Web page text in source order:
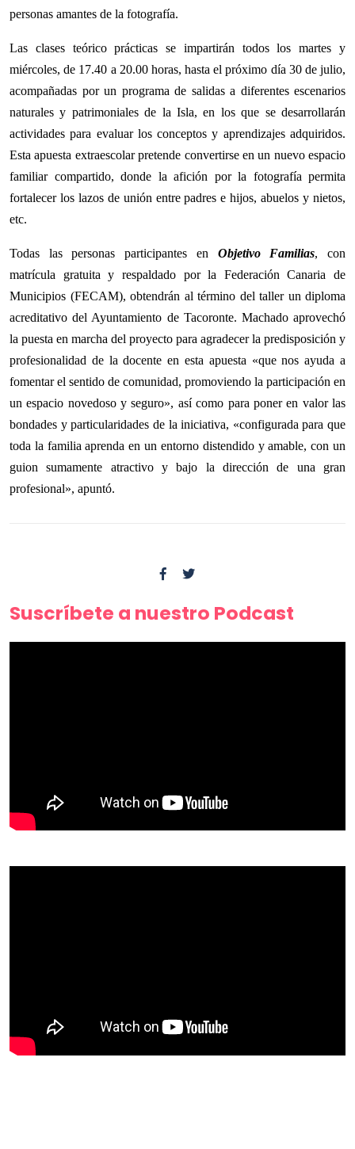
personas amantes de la fotografía.
Las clases teórico prácticas se impartirán todos los martes y
miércoles, de 17.40 a 20.00 horas, hasta el próximo día 30 de julio,
acompañadas por un programa de salidas a diferentes escenarios
naturales y patrimoniales de la Isla, en los que se desarrollarán
actividades para evaluar los conceptos y aprendizajes adquiridos.
Esta apuesta extraescolar pretende convertirse en un nuevo espacio
familiar compartido, donde la afición por la fotografía permita
fortalecer los lazos de unión entre padres e hijos, abuelos y nietos,
etc.
Todas las personas participantes en Objetivo Familias, con
matrícula gratuita y respaldado por la Federación Canaria de
Municipios (FECAM), obtendrán al término del taller un diploma
acreditativo del Ayuntamiento de Tacoronte. Machado aprovechó
la puesta en marcha del proyecto para agradecer la predisposición y
profesionalidad de la docente en esta apuesta «que nos ayuda a
fomentar el sentido de comunidad, promoviendo la participación en
un espacio novedoso y seguro», así como para poner en valor las
bondades y particularidades de la iniciativa, «configurada para que
toda la familia aprenda en un entorno distendido y amable, con un
guion sumamente atractivo y bajo la dirección de una gran
profesional», apuntó.
Suscríbete a nuestro Podcast